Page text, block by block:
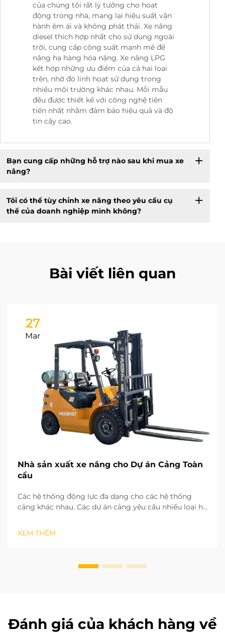
của chúng tôi rất lý tưởng cho hoạt
động trong nhà, mang lại hiệu suất vận
hành êm ái và không phát thải. Xe nâng
diesel thích hợp nhất cho sử dụng ngoài
trời, cung cấp công suất mạnh mẽ để
nâng hạ hàng hóa nặng. Xe nâng LPG
kết hợp những ưu điểm của cả hai loại
trên, nhờ đó linh hoạt sử dụng trong
nhiều môi trường khác nhau. Mỗi mẫu
đều được thiết kế với công nghệ tiên
tiến nhất nhằm đảm bảo hiệu quả và độ
tin cậy cao.
Bạn cung cấp những hỗ trợ nào sau khi mua xe
nâng?
Tôi có thể tùy chỉnh xe nâng theo yêu cầu cụ
thể của doanh nghiệp mình không?
Bài viết liên quan
27
Mar
Nhà sản xuất xe nâng cho Dự án Cảng Toàn
cầu
Các hệ thống động lực đa dạng cho các hệ thống
cảng khác nhau. Các dự án cảng yêu cầu nhiều loại hệ
khu vực vận hành và cường độ làm việc. Đối với lưu
trữ và bốc dỡ hàng hóa ngoài trời, các hệ thống động
XEM THÊM
Đánh giá của khách hàng về